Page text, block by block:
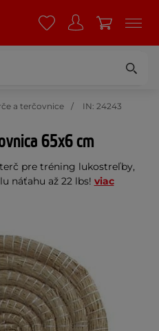
a terčovnice IN: 24243
65x6 cm
pre tréning lukostreľby,
náťahu až 22 lbs! viac